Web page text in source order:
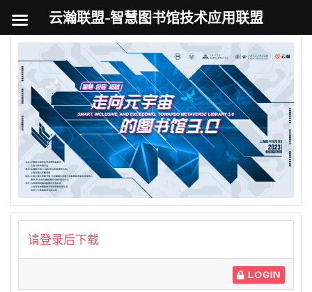
请登录后下载
LOGIN
云瀚联盟-智慧图书馆技术应用联盟